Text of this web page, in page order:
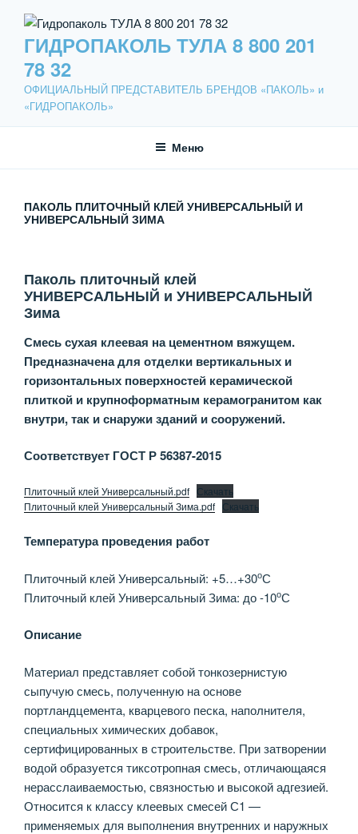
содержимому
ГИДРОПАКОЛЬ ТУЛА 8 800 201
78 32
ОФИЦИАЛЬНЫЙ ПРЕДСТАВИТЕЛЬ БРЕНДОВ «ПАКОЛЬ» и
«ГИДРОПАКОЛЬ»
Меню
ПАКОЛЬ ПЛИТОЧНЫЙ КЛЕЙ УНИВЕРСАЛЬНЫЙ И
УНИВЕРСАЛЬНЫЙ ЗИМА
Паколь плиточный клей
УНИВЕРСАЛЬНЫЙ и УНИВЕРСАЛЬНЫЙ
Зима
Смесь сухая клеевая на цементном вяжущем.
Предназначена для отделки вертикальных и
горизонтальных поверхностей керамической
плиткой и крупноформатным керамогранитом как
внутри, так и снаружи зданий и сооружений.
Соответствует ГОСТ Р 56387-2015
Плиточный клей Универсальный.pdf Скачать
Плиточный клей Универсальный Зима.pdf Скачать
Температура проведения работ
Плиточный клей Универсальный: +5…+30оС
Плиточный клей Универсальный Зима: до -10оС
Описание
Материал представляет собой тонкозернистую
сыпучую смесь, полученную на основе
портландцемента, кварцевого песка, наполнителя,
специальных химических добавок,
сертифицированных в строительстве. При затворении
водой образуется тиксотропная смесь, отличающаяся
нерасслаиваемостью, связностью и высокой адгезией.
Относится к классу клеевых смесей С1 —
применяемых для выполнения внутренних и наружных